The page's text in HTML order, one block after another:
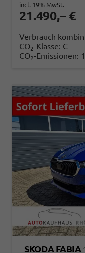
21.490,– €
incl. 19% MwSt.
Verbrauch
CO2-Klasse: C
CO2-Emissionen:
SKODA FABIA